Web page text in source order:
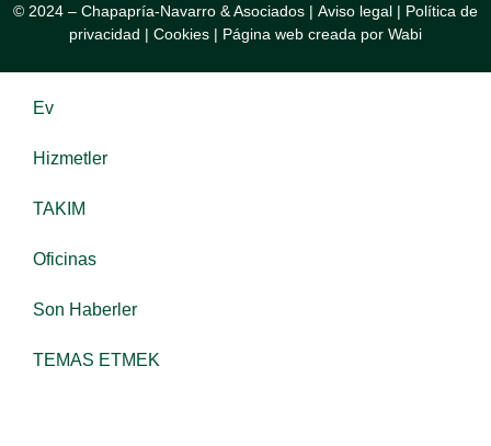
© 2024 – Chapapría-Navarro & Asociados | Aviso legal | Política de
privacidad | Cookies | Página web creada por Wabi
Ev
Hizmetler
TAKIM
Oficinas
Son Haberler
TEMAS ETMEK